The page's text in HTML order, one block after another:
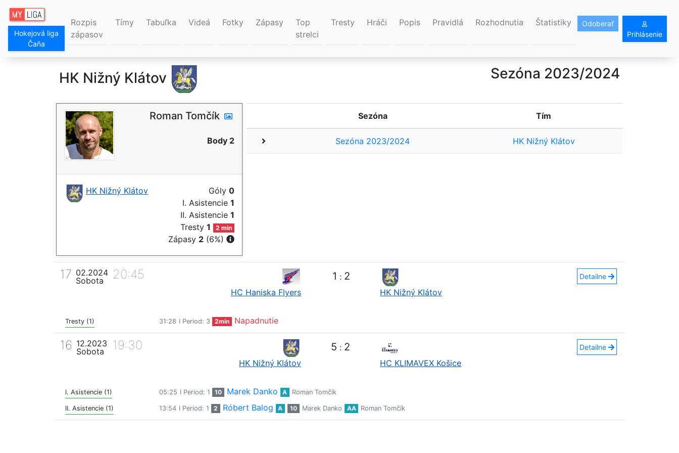
Hokejová liga
Čaňa
Rozpis
zápasov
Tímy Tabuľka Videá Fotky Zápasy
Top
strelci
Tresty Hráči Popis Pravidlá Rozhodnutia Štatistiky
Odoberať
Prihlásenie
HK Nižný Klátov Sezóna 2023/2024
Roman Tomčík
Body 2
HK Nižný Klátov Góly 0
I. Asistencie 1
II. Asistencie 1
Tresty1 2 min
Zápasy 2 (6%)
Sezóna Tím
Sezóna 2023/2024 HK Nižný Klátov
17 02.2024
Sobota
20:45
HC Haniska Flyers
1 : 2
HK Nižný Klátov
Detailne
Tresty (1) 31:28 I Period: 3 2min Napadnutie
16 12.2023
Sobota
19:30
HK Nižný Klátov
5 : 2
HC KLIMAVEX Košice
Detailne
I. Asistencie (1) 05:25 I Period: 1 10 Marek Danko A Roman Tomčík
II. Asistencie (1) 13:54 I Period: 1 2 Róbert Balog A 10 Marek Danko AA Roman Tomčík